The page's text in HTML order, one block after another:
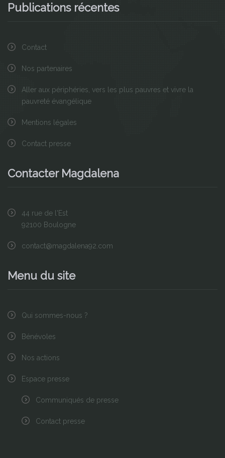
Publications récentes
Contact
Nos partenaires
Aller aux périphéries, vers les plus pauvres et vivre la
pauvreté évangélique
Mentions légales
Contact presse
Contacter Magdalena
44 rue de l'Est
92100 Boulogne
contact@magdalena92.com
Menu du site
Qui sommes-nous ?
Bénévoles
Nos actions
Espace presse
Communiqués de presse
Contact presse